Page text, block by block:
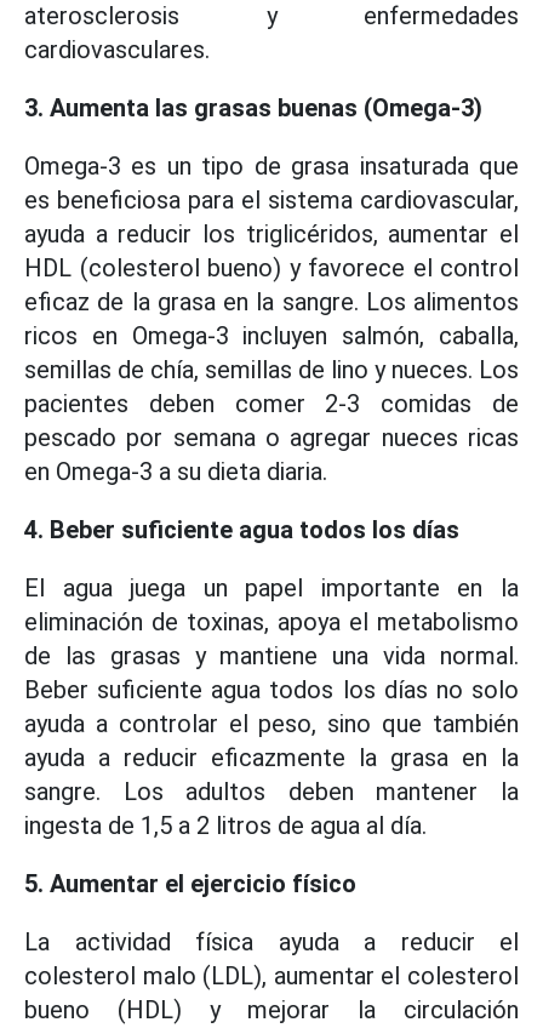
aterosclerosis y enfermedades
cardiovasculares.
3. Aumenta las grasas buenas (Omega-3)
Omega-3 es un tipo de grasa insaturada que
es beneficiosa para el sistema cardiovascular,
ayuda a reducir los triglicéridos, aumentar el
HDL (colesterol bueno) y favorece el control
eficaz de la grasa en la sangre. Los alimentos
ricos en Omega-3 incluyen salmón, caballa,
semillas de chía, semillas de lino y nueces. Los
pacientes deben comer 2-3 comidas de
pescado por semana o agregar nueces ricas
en Omega-3 a su dieta diaria.
4. Beber suficiente agua todos los días
El agua juega un papel importante en la
eliminación de toxinas, apoya el metabolismo
de las grasas y mantiene una vida normal.
Beber suficiente agua todos los días no solo
ayuda a controlar el peso, sino que también
ayuda a reducir eficazmente la grasa en la
sangre. Los adultos deben mantener la
ingesta de 1,5 a 2 litros de agua al día.
5. Aumentar el ejercicio físico
La actividad física ayuda a reducir el
colesterol malo (LDL), aumentar el colesterol
bueno (HDL) y mejorar la circulación